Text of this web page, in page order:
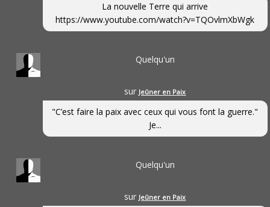
La nouvelle Terre qui arrive
https://www.youtube.com/watch?v=TQOvlmXbWgk
Quelqu'un
sur Jeûner en Paix
"C’est faire la paix avec ceux qui vous font la guerre."
Je...
Quelqu'un
sur Jeûner en Paix